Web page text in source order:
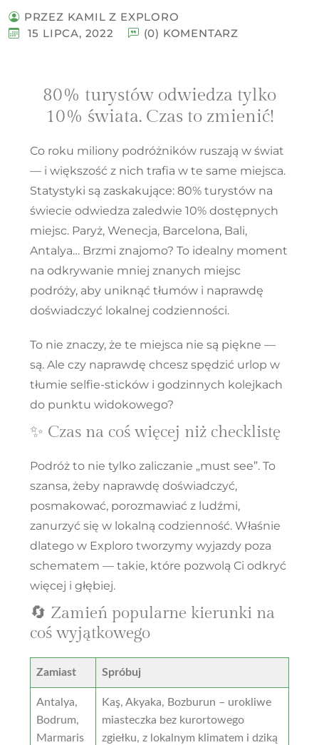
PRZEZ KAMIL Z EXPLORO
15 LIPCA, 2022
(0) KOMENTARZ
80% turystów odwiedza tylko
10% świata. Czas to zmienić!
Co roku miliony podróżników ruszają w świat
— i większość z nich trafia w te same miejsca.
Statystyki są zaskakujące: 80% turystów na
świecie odwiedza zaledwie 10% dostępnych
miejsc. Paryż, Wenecja, Barcelona, Bali,
Antalya… Brzmi znajomo? To idealny moment
na odkrywanie mniej znanych miejsc
podróży, aby uniknąć tłumów i naprawdę
doświadczyć lokalnej codzienności.
To nie znaczy, że te miejsca nie są piękne —
są. Ale czy naprawdę chcesz spędzić urlop w
tłumie selfie-sticków i godzinnych kolejkach
do punktu widokowego?
✨ Czas na coś więcej niż checklistę
Podróż to nie tylko zaliczanie „must see”. To
szansa, żeby naprawdę doświadczyć,
posmakować, porozmawiać z ludźmi,
zanurzyć się w lokalną codzienność. Właśnie
dlatego w Exploro tworzymy wyjazdy poza
schematem — takie, które pozwolą Ci odkryć
więcej i głębiej.
🔄 Zamień popularne kierunki na
coś wyjątkowego
Zamiast Spróbuj
Antalya,
Bodrum,
Marmaris
Kaş, Akyaka, Bozburun – urokliwe
miasteczka bez kurortowego
zgiełku, z lokalnym klimatem i dziką